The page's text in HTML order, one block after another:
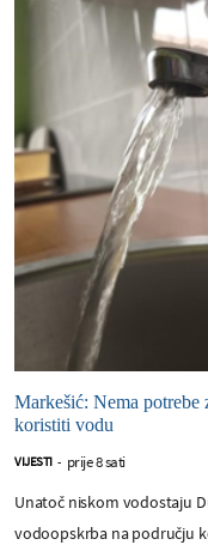
Markešić: Nema potrebe
koristiti vodu
VIJESTI - prije 8 sati
Unatoč niskom vodostaju
vodoopskrba na području